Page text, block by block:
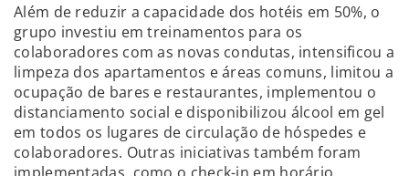
Além de reduzir a capacidade dos hotéis em 50%, o
grupo investiu em treinamentos para os
colaboradores com as novas condutas, intensificou a
limpeza dos apartamentos e áreas comuns, limitou a
ocupação de bares e restaurantes, implementou o
distanciamento social e disponibilizou álcool em gel
em todos os lugares de circulação de hóspedes e
colaboradores. Outras iniciativas também foram
implementadas, como o check-in em horário